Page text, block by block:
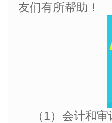
友们有所帮助！
（1）会计和审